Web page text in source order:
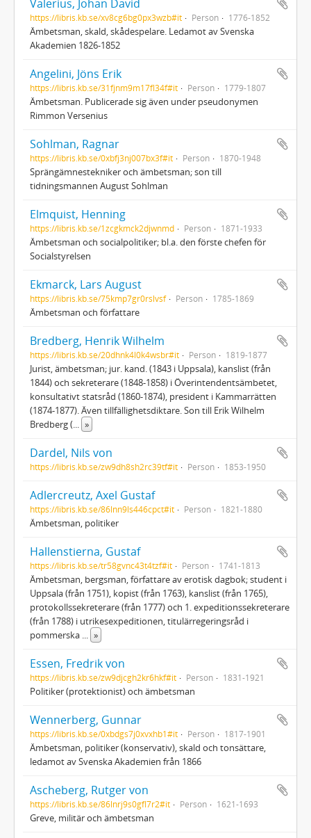
Valerius, Johan David
https://libris.kb.se/xv8cg6bg0px3wzb#it Person 1776-1852
Ämbetsman, skald, skådespelare. Ledamot av Svenska
Akademien 1826-1852
Angelini, Jöns Erik
https://libris.kb.se/31fjnm9m17fl34f#it Person 1779-1807
Ämbetsman. Publicerade sig även under pseudonymen
Rimmon Versenius
Sohlman, Ragnar
https://libris.kb.se/0xbfj3nj007bx3f#it Person 1870-1948
Sprängämnestekniker och ämbetsman; son till
tidningsmannen August Sohlman
Elmquist, Henning
https://libris.kb.se/1zcgkmck2djwnmd Person 1871-1933
Ämbetsman och socialpolitiker; bl.a. den förste chefen för
Socialstyrelsen
Ekmarck, Lars August
https://libris.kb.se/75kmp7gr0rslvsf Person 1785-1869
Ämbetsman och författare
Bredberg, Henrik Wilhelm
https://libris.kb.se/20dhnk4l0k4wsbr#it Person 1819-1877
Jurist, ämbetsman; jur. kand. (1843 i Uppsala), kanslist (från
1844) och sekreterare (1848-1858) i Överintendentsämbetet,
konsultativt statsråd (1860-1874), president i Kammarrätten
(1874-1877). Även tillfällighetsdiktare. Son till Erik Wilhelm
Bredberg (... »
Dardel, Nils von
https://libris.kb.se/zw9dh8sh2rc39tf#it Person 1853-1950
Adlercreutz, Axel Gustaf
https://libris.kb.se/86lnn9ls446cpct#it Person 1821-1880
Ämbetsman, politiker
Hallenstierna, Gustaf
https://libris.kb.se/tr58gvnc43t4tzf#it Person 1741-1813
Ämbetsman, bergsman, författare av erotisk dagbok; student i
Uppsala (från 1751), kopist (från 1763), kanslist (från 1765),
protokollssekreterare (från 1777) och 1. expeditionssekreterare
(från 1788) i utrikesexpeditionen, titulärregeringsråd i
pommerska ... »
Essen, Fredrik von
https://libris.kb.se/zw9djcgh2kr6hkf#it Person 1831-1921
Politiker (protektionist) och ämbetsman
Wennerberg, Gunnar
https://libris.kb.se/0xbdgs7j0xvxhb1#it Person 1817-1901
Ämbetsman, politiker (konservativ), skald och tonsättare,
ledamot av Svenska Akademien från 1866
Ascheberg, Rutger von
https://libris.kb.se/86lnrj9s0gfl7r2#it Person 1621-1693
Greve, militär och ämbetsman